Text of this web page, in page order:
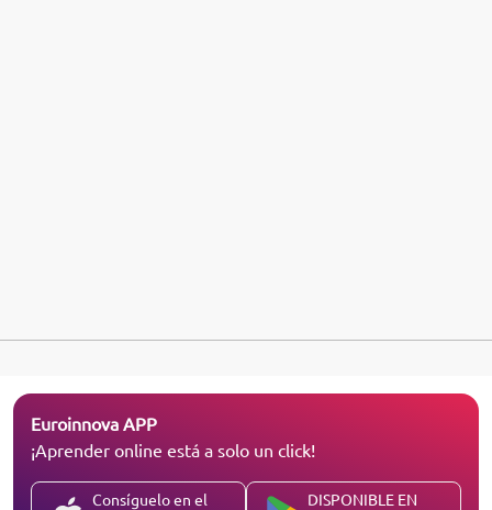
Euroinnova APP
¡Aprender online está a solo un click!
Consíguelo en el DISPONIBLE EN